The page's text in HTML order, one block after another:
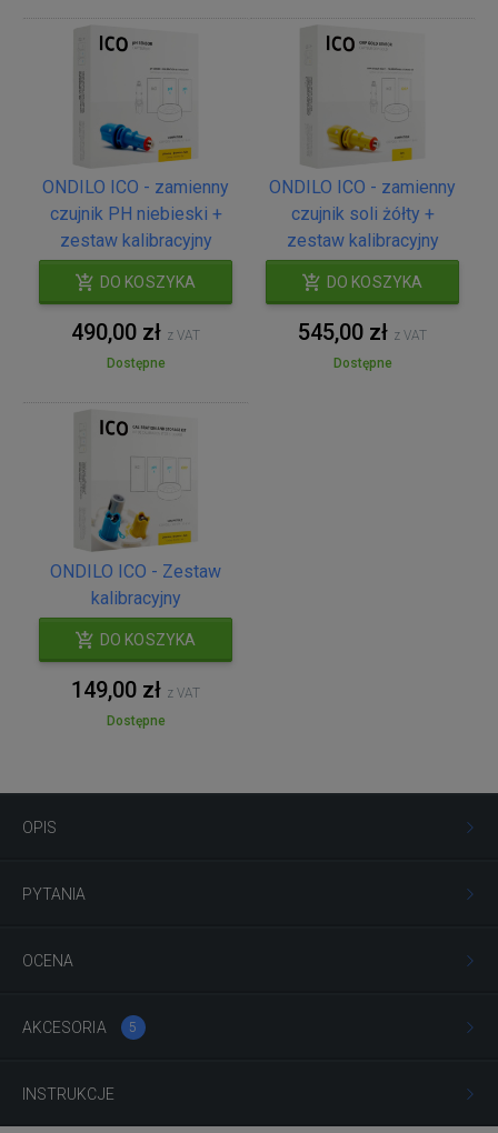
ONDILO ICO - zamienny
czujnik PH niebieski +
zestaw kalibracyjny
DO KOSZYKA
490,00 zł z VAT
Dostępne
ONDILO ICO - zamienny
czujnik soli żółty +
zestaw kalibracyjny
DO KOSZYKA
545,00 zł z VAT
Dostępne
ONDILO ICO - Zestaw
kalibracyjny
DO KOSZYKA
149,00 zł z VAT
Dostępne
OPIS
PYTANIA
OCENA
AKCESORIA 5
INSTRUKCJE